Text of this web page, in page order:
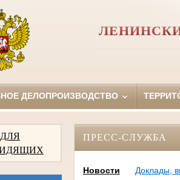
ДЕЛОПРОИЗВОДСТВО
ПРЕСС-СЛУЖБА
Новости Доклады,